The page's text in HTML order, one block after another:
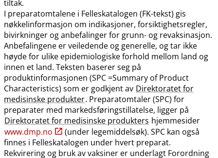
tiltak.
I preparatomtalene i Felleskatalogen (FK-tekst) gis
nøkkelinformasjon om indikasjoner, forsiktighetsregler,
bivirkninger og anbefalinger for grunn- og revaksinasjon.
Anbefalingene er veiledende og generelle, og tar ikke
høyde for ulike epidemiologiske forhold mellom land og
innen et land. Teksten baserer seg på
produktinformasjonen (SPC =Summary of Product
Characteristics) som er godkjent av Direktoratet for
medisinske produkter. Preparatomtaler (SPC) for
preparater med markedsføringstillatelse, ligger på
Direktoratet for medisinske produkters hjemmesider
www.dmp.no
(under legemiddelsøk). SPC kan også
finnes i Felleskatalogen under hvert preparat.
Rekvirering og bruk av vaksiner er underlagt Forordning